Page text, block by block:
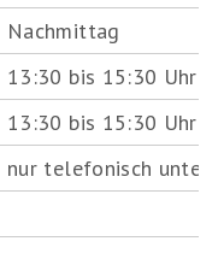
Nachmittag
13:30 bis 15:30 Uhr
13:30 bis 15:30 Uhr
nur telefonisch